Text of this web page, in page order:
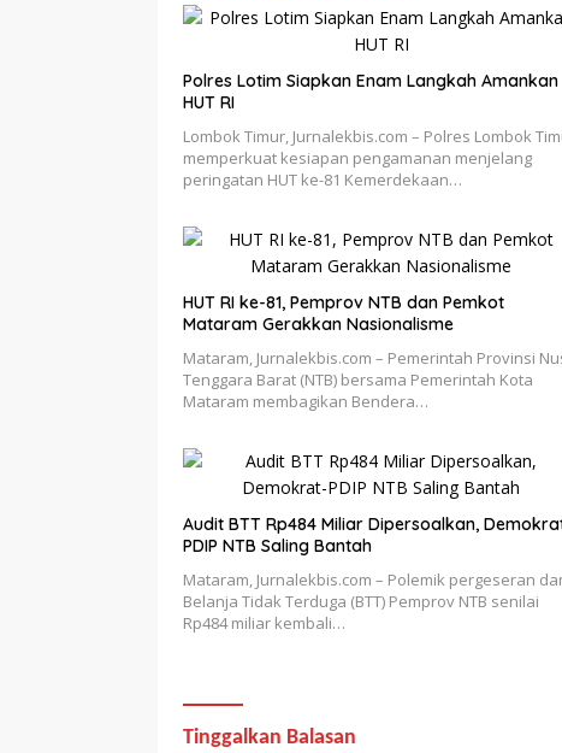
Polres Lotim Siapkan Enam Langkah Amankan
HUT RI
Lombok Timur, Jurnalekbis.com – Polres Lombok
memperkuat kesiapan pengamanan menjelang
peringatan HUT ke-81 Kemerdekaan…
HUT RI ke-81, Pemprov NTB dan Pemkot
Mataram Gerakkan Nasionalisme
Mataram, Jurnalekbis.com – Pemerintah Provinsi
Tenggara Barat (NTB) bersama Pemerintah Kota
Mataram membagikan Bendera…
Audit BTT Rp484 Miliar Dipersoalkan,
PDIP NTB Saling Bantah
Mataram, Jurnalekbis.com – Polemik pergeseran
Belanja Tidak Terduga (BTT) Pemprov NTB senilai
Rp484 miliar kembali…
Tinggalkan Balasan